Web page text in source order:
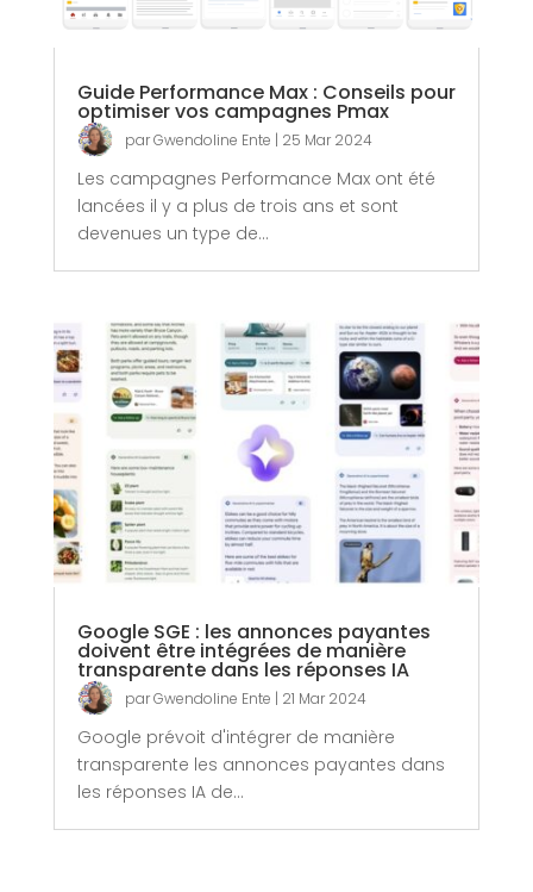
Guide Performance Max : Conseils pour
optimiser vos campagnes Pmax
parGwendoline Ente | 25 Mar 2024
Les campagnes Performance Max ont été
lancées il y a plus de trois ans et sont
devenues un type de...
Google SGE : les annonces payantes
doivent être intégrées de manière
transparente dans les réponses IA
parGwendoline Ente | 21 Mar 2024
Google prévoit d'intégrer de manière
transparente les annonces payantes dans
les réponses IA de...